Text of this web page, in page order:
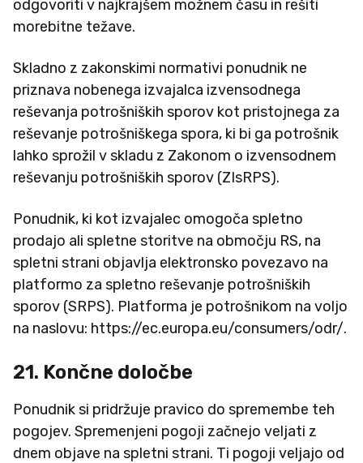
odgovoriti v najkrajšem možnem času in rešiti
morebitne težave.
Skladno z zakonskimi normativi ponudnik ne
priznava nobenega izvajalca izvensodnega
reševanja potrošniških sporov kot pristojnega za
reševanje potrošniškega spora, ki bi ga potrošnik
lahko sprožil v skladu z Zakonom o izvensodnem
reševanju potrošniških sporov (ZIsRPS).
Ponudnik, ki kot izvajalec omogoča spletno
prodajo ali spletne storitve na območju RS, na
spletni strani objavlja elektronsko povezavo na
platformo za spletno reševanje potrošniških
sporov (SRPS). Platforma je potrošnikom na voljo
na naslovu: https://ec.europa.eu/consumers/odr/.
21. Končne določbe
Ponudnik si pridržuje pravico do spremembe teh
pogojev. Spremenjeni pogoji začnejo veljati z
dnem objave na spletni strani. Ti pogoji veljajo od